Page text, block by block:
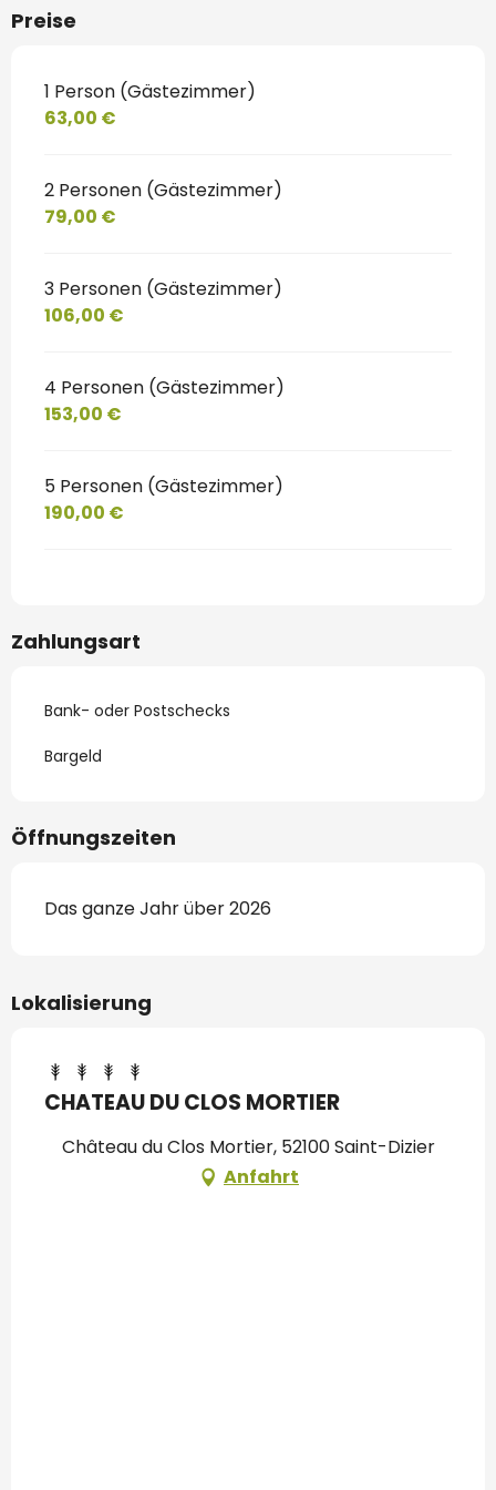
Preise
1 Person (Gästezimmer)
63,00 €
2 Personen (Gästezimmer)
79,00 €
3 Personen (Gästezimmer)
106,00 €
4 Personen (Gästezimmer)
153,00 €
5 Personen (Gästezimmer)
190,00 €
Zahlungsart
Bank- oder Postschecks
Bargeld
Öffnungszeiten
Das ganze Jahr über 2026
Lokalisierung
CHATEAU DU CLOS MORTIER
Château du Clos Mortier, 52100 Saint-Dizier
Anfahrt